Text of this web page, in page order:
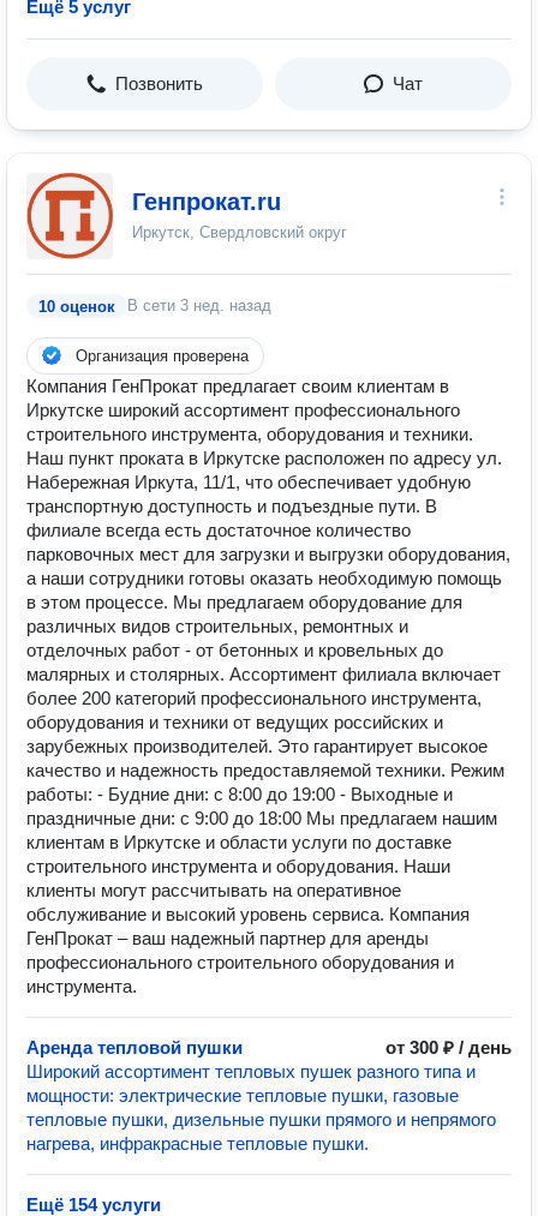
Ещё 5 услуг
Позвонить Чат
Генпрокат.ru
Иркутск, Свердловский округ
10 оценок В сети 3 нед. назад
Организация проверена
Компания ГенПрокат предлагает своим клиентам в
Иркутске широкий ассортимент профессионального
строительного инструмента, оборудования и техники.
Наш пункт проката в Иркутске расположен по адресу ул.
Набережная Иркута, 11/1, что обеспечивает удобную
транспортную доступность и подъездные пути. В
филиале всегда есть достаточное количество
парковочных мест для загрузки и выгрузки оборудования,
а наши сотрудники готовы оказать необходимую помощь
в этом процессе. Мы предлагаем оборудование для
различных видов строительных, ремонтных и
отделочных работ - от бетонных и кровельных до
малярных и столярных. Ассортимент филиала включает
более 200 категорий профессионального инструмента,
оборудования и техники от ведущих российских и
зарубежных производителей. Это гарантирует высокое
качество и надежность предоставляемой техники. Режим
работы: - Будние дни: с 8:00 до 19:00 - Выходные и
праздничные дни: с 9:00 до 18:00 Мы предлагаем нашим
клиентам в Иркутске и области услуги по доставке
строительного инструмента и оборудования. Наши
клиенты могут рассчитывать на оперативное
обслуживание и высокий уровень сервиса. Компания
ГенПрокат – ваш надежный партнер для аренды
профессионального строительного оборудования и
инструмента.
Аренда тепловой пушки
от 300 ₽ / день
Широкий ассортимент тепловых пушек разного типа и
мощности: электрические тепловые пушки, газовые
тепловые пушки, дизельные пушки прямого и непрямого
нагрева, инфракрасные тепловые пушки.
Ещё 154 услуги